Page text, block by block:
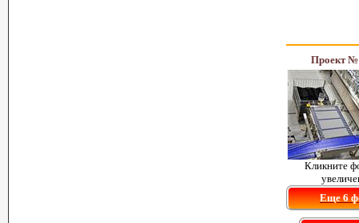
Проект №
Кликните
Еще 6